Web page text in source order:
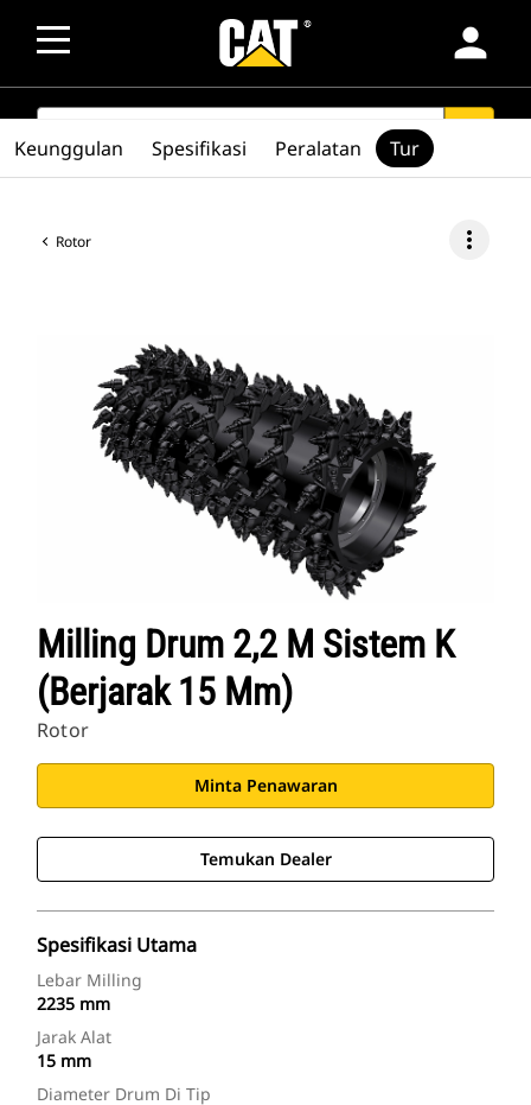
person
SEARCH
Rotor more_vert
Milling Drum 2,2 M Sistem K
(berjarak 15 Mm)
Rotor
Minta Penawaran
Temukan Dealer
Spesifikasi Utama
Lebar Milling
2235 mm
Jarak Alat
15 mm
Diameter Drum Di Tip
Keunggulan Spesifikasi Peralatan Tur